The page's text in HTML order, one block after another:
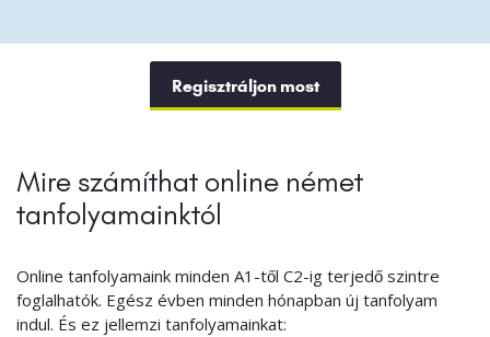
Regisztráljon most
Mire számíthat online német
tanfolyamainktól
Online tanfolyamaink minden A1-től C2-ig terjedő szintre
foglalhatók. Egész évben minden hónapban új tanfolyam
indul. És ez jellemzi tanfolyamainkat: